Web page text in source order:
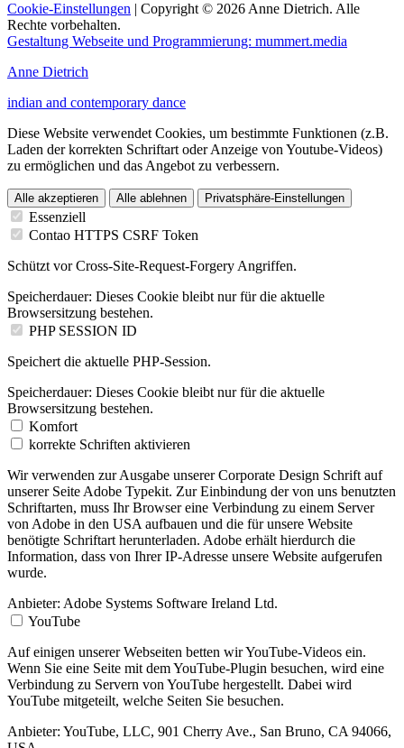
Cookie-Einstellungen | Copyright © 2026 Anne Dietrich. Alle
Rechte vorbehalten.
Gestaltung Webseite und Programmierung: mummert.media
Anne Dietrich
indian and contemporary dance
Diese Website verwendet Cookies, um bestimmte Funktionen (z.B.
Laden der korrekten Schriftart oder Anzeige von Youtube-Videos)
zu ermöglichen und das Angebot zu verbessern.
Alle akzeptieren Alle ablehnen Privatsphäre-Einstellungen
Essenziell
Contao HTTPS CSRF Token
Schützt vor Cross-Site-Request-Forgery Angriffen.
Speicherdauer: Dieses Cookie bleibt nur für die aktuelle
Browsersitzung bestehen.
PHP SESSION ID
Speichert die aktuelle PHP-Session.
Speicherdauer: Dieses Cookie bleibt nur für die aktuelle
Browsersitzung bestehen.
Komfort
korrekte Schriften aktivieren
Wir verwenden zur Ausgabe unserer Corporate Design Schrift auf
unserer Seite Adobe Typekit. Zur Einbindung der von uns benutzten
Schriftarten, muss Ihr Browser eine Verbindung zu einem Server
von Adobe in den USA aufbauen und die für unsere Website
benötigte Schriftart herunterladen. Adobe erhält hierdurch die
Information, dass von Ihrer IP-Adresse unsere Website aufgerufen
wurde.
Anbieter: Adobe Systems Software Ireland Ltd.
YouTube
Auf einigen unserer Webseiten betten wir YouTube-Videos ein.
Wenn Sie eine Seite mit dem YouTube-Plugin besuchen, wird eine
Verbindung zu Servern von YouTube hergestellt. Dabei wird
YouTube mitgeteilt, welche Seiten Sie besuchen.
Anbieter: YouTube, LLC, 901 Cherry Ave., San Bruno, CA 94066,